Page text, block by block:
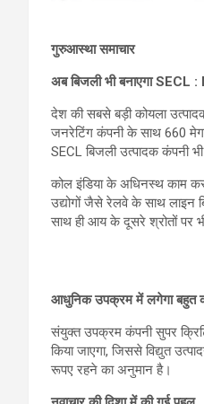
गुरुआस्था समाचार
अब बिजली भी बनाएगा SECL
देश की सबसे बड़ी कोयला
जनरेटिंग कंपनी के साथ 660
SECL बिजली उत्पादक कंपनी
कोल इंडिया के अधिनस्थ काम
उद्योगों जैसे रेलवे के साथ लाइन
साथ ही आय के दूसरे श्रोतों पर
आधुनिक उपक्रम में लगेगा बहुत
संयुक्त उपक्रम कंपनी सुपर
किया जाएगा, जिससे विद्युत
रूपए रहने का अनुमान है।